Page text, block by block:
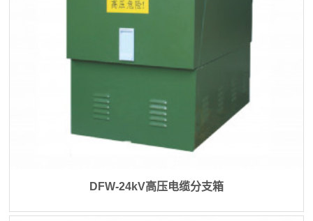
DFW-24kV高压电缆分支箱